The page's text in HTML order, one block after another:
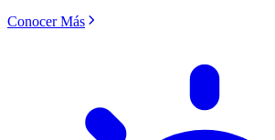
Conocer Más